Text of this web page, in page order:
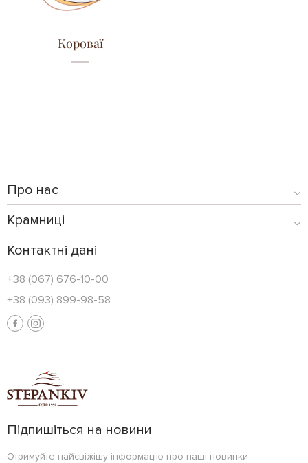
Короваї
Про нас
Крамниці
Контактні дані
+38 (067) 676-10-00
+38 (093) 899-98-58
Підпишіться на новини
Отримуйте найсвіжішу інформацію про наші новинки